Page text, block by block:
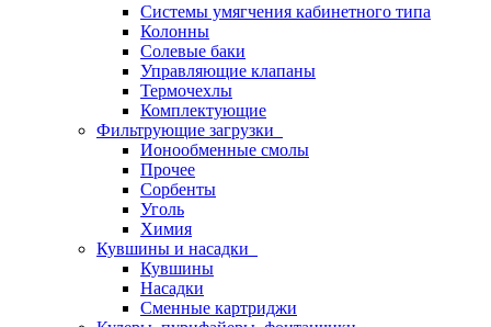
Системы умягчения кабинетного типа
Колонны
Солевые баки
Управляющие клапаны
Термочехлы
Комплектующие
Фильтрующие загрузки
Ионообменные смолы
Прочее
Сорбенты
Уголь
Химия
Кувшины и насадки
Кувшины
Насадки
Сменные картриджи